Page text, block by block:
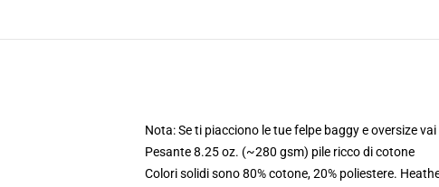
Nota: Se ti piacciono le tue felpe baggy e oversize
Pesante 8.25 oz. (~280 gsm) pile ricco di cotone
Colori solidi sono 80% cotone, 20% poliestere.